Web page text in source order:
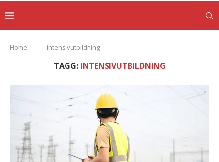
Home - intensivutbildning
TAGG: INTENSIVUTBILDNING